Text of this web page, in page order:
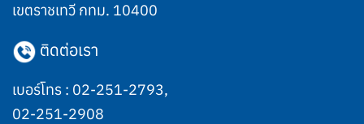
เขตราชเทวี กทม. 10400
ติดต่อเรา
เบอร์โทร : 02-251-2793,
02-251-2908